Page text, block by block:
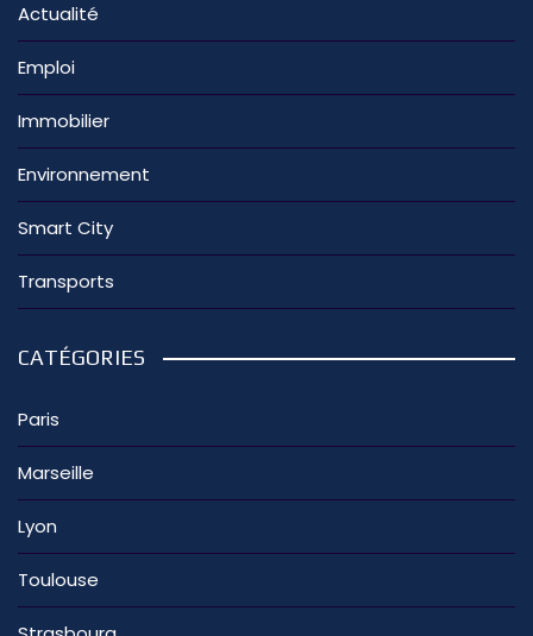
Actualité
Emploi
Immobilier
Environnement
Smart City
Transports
CATÉGORIES
Paris
Marseille
Lyon
Toulouse